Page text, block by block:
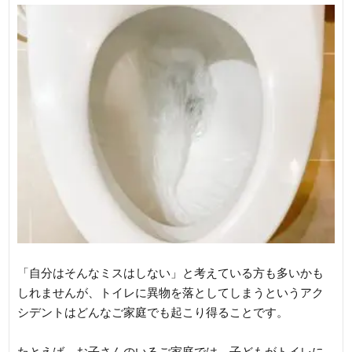
「自分はそんなミスはしない」と考えている方も多いかも
しれませんが、トイレに異物を落としてしまうというアク
シデントはどんなご家庭でも起こり得ることです。